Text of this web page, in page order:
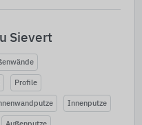
Sievert
Profile
Innenputze